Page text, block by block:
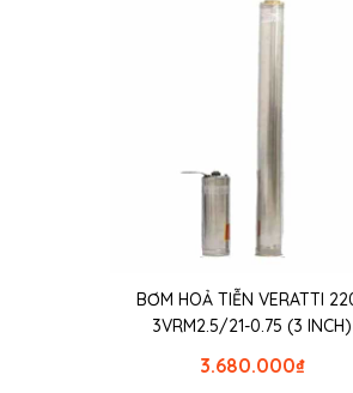
BƠM HOẢ TIỄN VERATTI
3VRM2.5/21-0.75 (3 INCH)
₫
3.680.000